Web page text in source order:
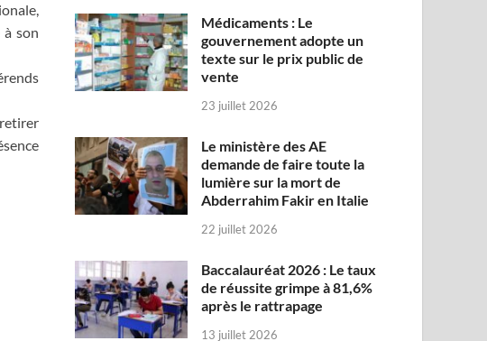
son
Médicaments : Le
gouvernement adopte un
texte sur le prix public de
vente
23 juillet 2026
Le ministère des AE
demande de faire toute la
lumière sur la mort de
Abderrahim Fakir en Italie
22 juillet 2026
Baccalauréat 2026 : Le taux
de réussite grimpe à 81,6%
après le rattrapage
13 juillet 2026